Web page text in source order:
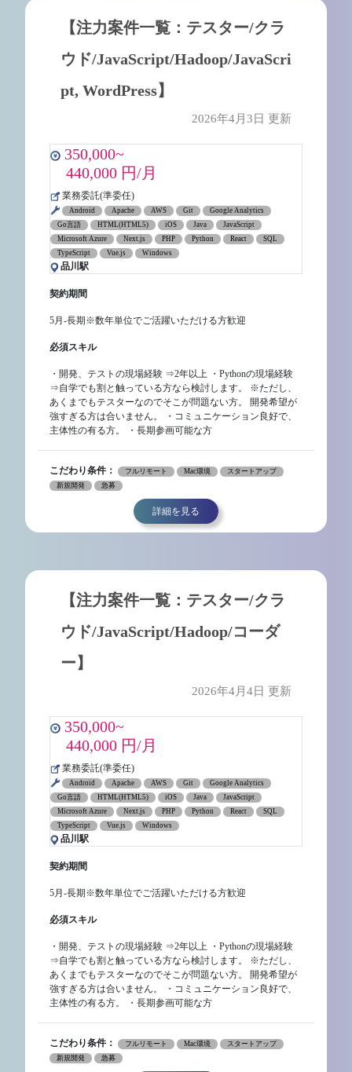
【注力案件一覧：テスター/クラ
ウド/JavaScript/Hadoop/JavaScri
pt, WordPress】
2026年4月3日 更新
350,000~
440,000 円/月
業務委託(準委任)
Android Apache AWS Git
Google Analytics
Go言語
HTML(HTML5) iOS Java
JavaScript
Microsoft Azure
Next.js PHP Python React
SQL
TypeScript
Vue.js Windows
品川駅
契約期間
5月-長期※数年単位でご活躍いただける方歓迎
必須スキル
・開発、テストの現場経験 ⇒2年以上 ・Pythonの現場経験
⇒自学でも割と触っている方なら検討します。 ※ただし、
あくまでもテスターなのでそこが問題ない方。 開発希望が
強すぎる方は合いません。 ・コミュニケーション良好で、
主体性の有る方。 ・長期参画可能な方
こだわり条件： フルリモート Mac環境
スタートアップ
新規開発
急募
詳細を見る
【注力案件一覧：テスター/クラ
ウド/JavaScript/Hadoop/コーダ
ー】
2026年4月4日 更新
350,000~
440,000 円/月
業務委託(準委任)
Android Apache AWS Git
Google Analytics
Go言語
HTML(HTML5) iOS Java
JavaScript
Microsoft Azure
Next.js PHP Python React
SQL
TypeScript
Vue.js Windows
品川駅
契約期間
5月-長期※数年単位でご活躍いただける方歓迎
必須スキル
・開発、テストの現場経験 ⇒2年以上 ・Pythonの現場経験
⇒自学でも割と触っている方なら検討します。 ※ただし、
あくまでもテスターなのでそこが問題ない方。 開発希望が
強すぎる方は合いません。 ・コミュニケーション良好で、
主体性の有る方。 ・長期参画可能な方
こだわり条件： フルリモート Mac環境
スタートアップ
新規開発
急募